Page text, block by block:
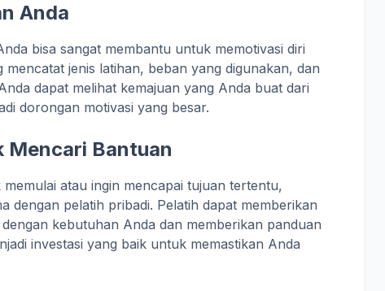
Anda
bisa sangat membantu untuk memotivasi diri
jenis latihan, beban yang digunakan, dan
dapat melihat kemajuan yang Anda buat dari
dorongan motivasi yang besar.
Mencari Bantuan
atau ingin mencapai tujuan tertentu,
dengan pelatih pribadi. Pelatih dapat memberikan
kebutuhan Anda dan memberikan panduan
investasi yang baik untuk memastikan Anda